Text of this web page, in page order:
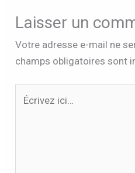
Laisser un
Votre adresse e-mail ne
champs obligatoires sont